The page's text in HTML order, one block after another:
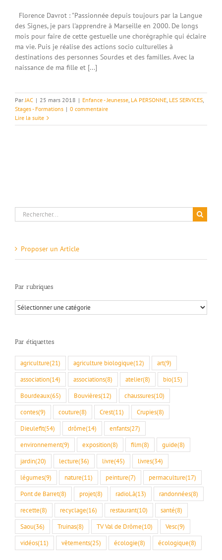
Florence Davrot : "Passionnée depuis toujours par la Langue
des Signes, je pars l'apprendre à Marseille en 2000. De longs
mois pour faire de cette gestuelle une chorégraphie qui éclaire
ma vie. Puis je réalise des actions socio culturelles à
destinations des personnes Sourdes et des familles. Avec la
naissance de ma fille et [...]
ParJAC | 25 mars 2018 | Enfance - Jeunesse, LA PERSONNE, LES SERVICES,
Stages - Formations | 0 commentaire
Lire la suite
Rechercher:
Proposer un Article
Par rubriques
Par
rubriques
Par étiquettes
agriculture(21) agriculture biologique(12) art(9)
association(14) associations(8) atelier(8) bio(15)
Bourdeaux(65) Bouvières(12) chaussures(10)
contes(9) couture(8) Crest(11) Crupies(8)
Dieulefit(54) drôme(14) enfants(27)
environnement(9) exposition(8) film(8) guide(8)
jardin(20) lecture(36) livre(45) livres(34)
légumes(9) nature(11) peinture(7) permaculture(17)
Pont de Barret(8) projet(8) radioLà(13) randonnées(8)
recette(8) recyclage(16) restaurant(10) santé(8)
Saou(36) Truinas(8) TV Val de Drôme(10) Vesc(9)
vidéos(11) vêtements(25) écologie(8) écologique(8)